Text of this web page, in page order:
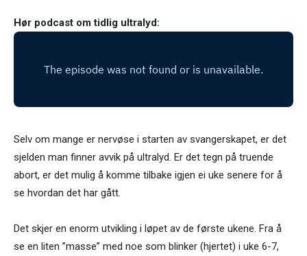
Hør podcast om tidlig ultralyd:
Selv om mange er nervøse i starten av svangerskapet, er det
sjelden man finner avvik på ultralyd. Er det tegn på truende
abort, er det mulig å komme tilbake igjen ei uke senere for å
se hvordan det har gått.
Det skjer en enorm utvikling i løpet av de første ukene. Fra å
se en liten ”masse” med noe som blinker (hjertet) i uke 6-7,